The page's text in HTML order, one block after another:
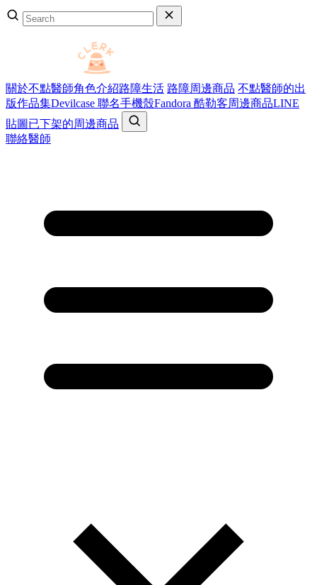
關於不點醫師角色介紹路障生活 路障周邊商品 不點醫師的出
版作品集Devilcase 聯名手機殼Fandora 酷勒客周邊商品LINE
貼圖 已下架的周邊商品
聯絡醫師